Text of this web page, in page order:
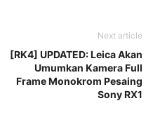
Next article
[RK4] UPDATED: Leica Akan
Umumkan Kamera Full
Frame Monokrom Pesaing
Sony RX1